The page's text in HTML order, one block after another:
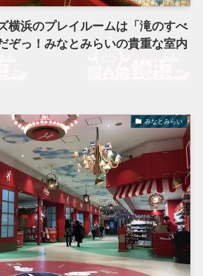
横浜のプレイルームは「滝のすべ
ぞっ！みなとみらいの貴重な室内
みなとみらい